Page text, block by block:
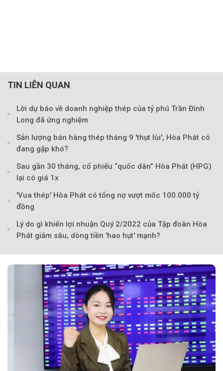
Theo
TIN LIÊN QUAN
Lời dự báo về doanh nghiệp thép của tỷ phú Trần Đình
Long đã ứng nghiệm
Sản lượng bán hàng thép tháng 9 'thụt lùi', Hòa Phát có
đang gặp khó?
Sau gần 30 tháng, cổ phiếu “quốc dân” Hòa Phát (HPG)
lại có giá 1x
'Vua thép' Hòa Phát có tổng nợ vượt mốc 100.000 tỷ
đồng
Lý do gì khiến lợi nhuận Quý 2/2022 của Tập đoàn Hòa
Phát giảm sâu, dòng tiền 'hao hụt' mạnh?